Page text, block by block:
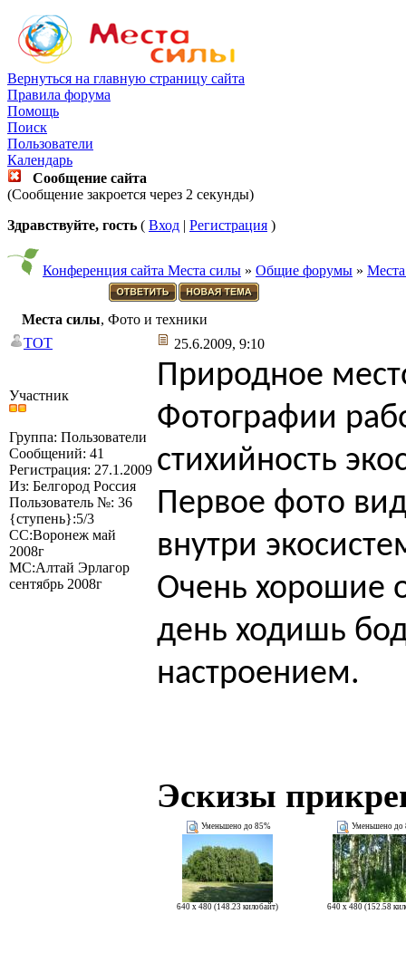
Вернуться на главную страницу сайта
Правила форума
Помощь
Поиск
Пользователи
Календарь
Сообщение сайта
(Сообщение закроется через 2 секунды)
Здравствуйте, гость ( Вход | Регистрация )
Конференция сайта Места силы » Общие форумы »
Места силы, Фото и техники
TOT
25.6.2009, 9:10
Участник
Группа: Пользователи
Сообщений: 41
Регистрация: 27.1.2009
Из: Белгород Россия
Пользователь №: 36
{ступень}:5/3
СС:Воронеж май
2008г
МС:Алтай Эрлагор
сентябрь 2008г
Природное
Фотографии
стихийность
Первое фото
внутри
Очень хорошие
день ходишь
настроением.
Эскизы
Уменьшено до 85%
640 x 480 (148.23 килобайт)
Уменьшено до
640 x 480 (152.58